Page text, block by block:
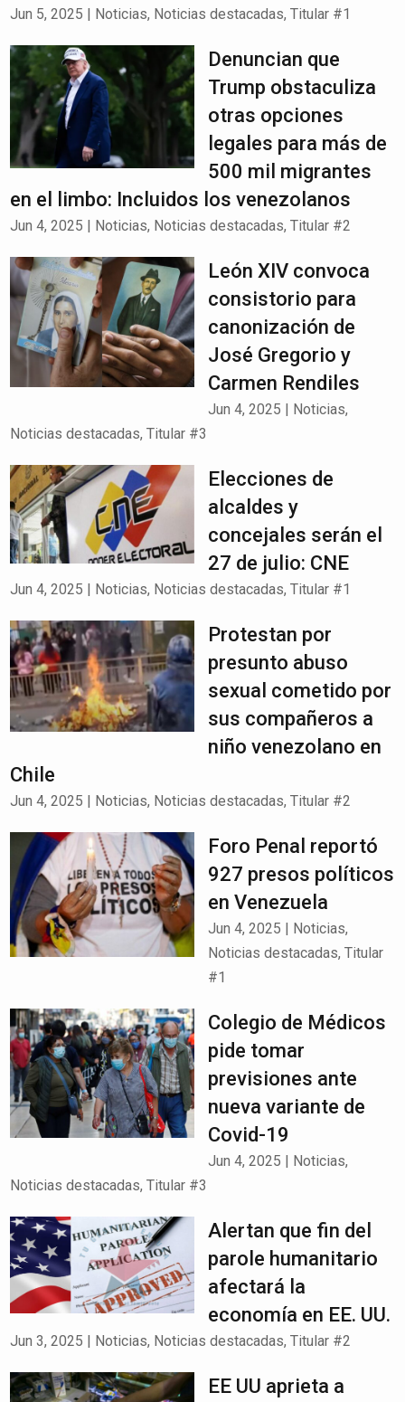
Jun 5, 2025 | Noticias, Noticias destacadas,Titular #1
Denuncian que
Trump obstaculiza
otras opciones
legales para más de
500 mil migrantes
en el limbo: Incluidos los venezolanos
Jun 4, 2025 | Noticias, Noticias destacadas,Titular #2
León XIV convoca
consistorio para
canonización de
José Gregorio y
Carmen Rendiles
Jun 4, 2025 | Noticias,
Noticias destacadas,Titular #3
Elecciones de
alcaldes y
concejales serán el
27 de julio: CNE
Jun 4, 2025 | Noticias, Noticias destacadas,Titular #1
Protestan por
presunto abuso
sexual cometido por
sus compañeros a
niño venezolano en
Chile
Jun 4, 2025 | Noticias, Noticias destacadas,Titular #2
Foro Penal reportó
927 presos políticos
en Venezuela
Jun 4, 2025 | Noticias,
Noticias destacadas,Titular
#1
Colegio de Médicos
pide tomar
previsiones ante
nueva variante de
Covid-19
Jun 4, 2025 | Noticias,
Noticias destacadas,Titular #3
Alertan que fin del
parole humanitario
afectará la
economía en EE. UU.
Jun 3, 2025 | Noticias, Noticias destacadas,Titular #2
EE UU aprieta a